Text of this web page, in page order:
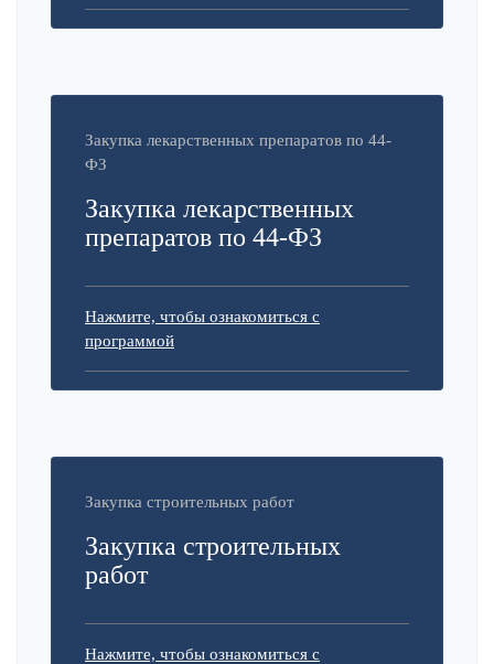
Закупка лекарственных препаратов по 44-
ФЗ
Закупка лекарственных
препаратов по 44-ФЗ
Нажмите, чтобы ознакомиться с
программой
Закупка строительных работ
Закупка строительных
работ
Нажмите, чтобы ознакомиться с